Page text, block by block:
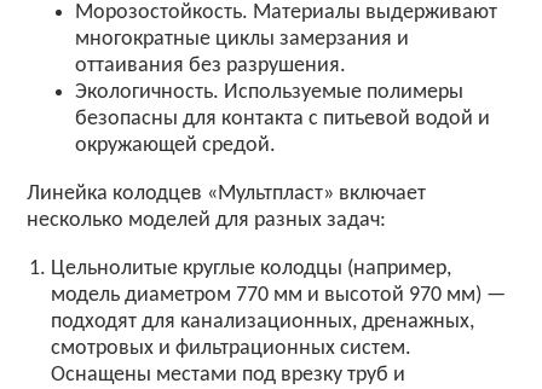
Морозостойкость. Материалы выдерживают
многократные циклы замерзания и
оттаивания без разрушения.
Экологичность. Используемые полимеры
безопасны для контакта с питьевой водой и
окружающей средой.
Линейка колодцев «Мультпласт» включает
несколько моделей для разных задач:
Цельнолитые круглые колодцы (например,
модель диаметром 770 мм и высотой 970 мм) —
подходят для канализационных, дренажных,
смотровых и фильтрационных систем.
Оснащены местами под врезку труб и